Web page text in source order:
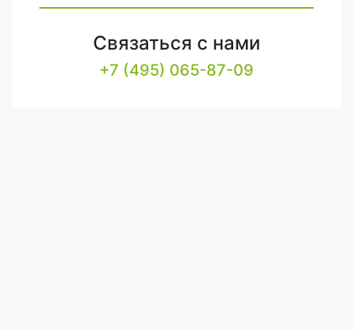
Связаться с нами
+7 (495) 065-87-09